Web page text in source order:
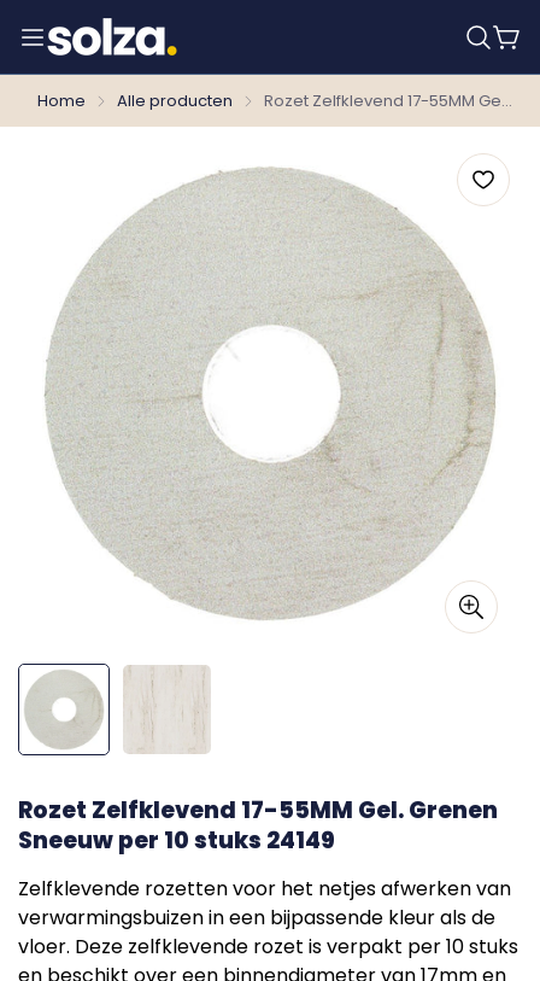
Home Alle producten Rozet Zelfklevend 17-55MM Gel. Grenen Sneeuw per 10 stuks 24149
Rozet Zelfklevend 17-55MM Gel. Grenen
Sneeuw per 10 stuks 24149
Zelfklevende rozetten voor het netjes afwerken van
verwarmingsbuizen in een bijpassende kleur als de
vloer. Deze zelfklevende rozet is verpakt per 10 stuks
en beschikt over een binnendiameter van 17mm en